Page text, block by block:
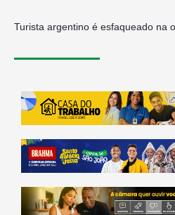
Turista argentino é esfaqueado na